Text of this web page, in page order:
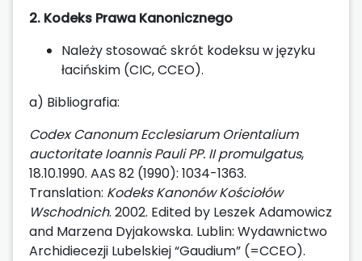
2. Kodeks Prawa Kanonicznego
Należy stosować skrót kodeksu w języku
łacińskim (CIC, CCEO).
a) Bibliografia:
Codex Canonum Ecclesiarum Orientalium
auctoritate Ioannis Pauli PP. II promulgatus,
18.10.1990. AAS 82 (1990): 1034-1363.
Translation: Kodeks Kanonów Kościołów
Wschodnich. 2002. Edited by Leszek Adamowicz
and Marzena Dyjakowska. Lublin: Wydawnictwo
Archidiecezji Lubelskiej “Gaudium” (=CCEO).